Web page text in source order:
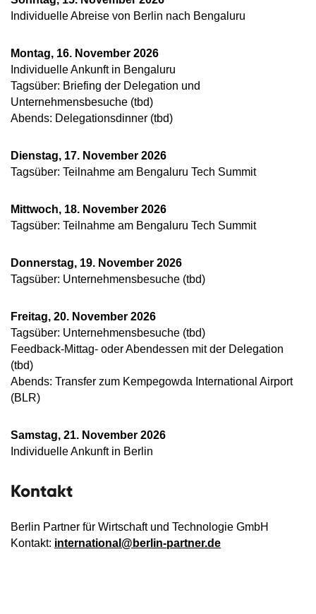
Individuelle Abreise von Berlin nach Bengaluru
Montag, 16. November 2026
Individuelle Ankunft in Bengaluru
Tagsüber: Briefing der Delegation und
Unternehmensbesuche (tbd)
Abends: Delegationsdinner (tbd)
Dienstag, 17. November 2026
Tagsüber: Teilnahme am Bengaluru Tech Summit
Mittwoch, 18. November 2026
Tagsüber: Teilnahme am Bengaluru Tech Summit
Donnerstag, 19. November 2026
Tagsüber: Unternehmensbesuche (tbd)
Freitag, 20. November 2026
Tagsüber: Unternehmensbesuche (tbd)
Feedback-Mittag- oder Abendessen mit der Delegation
(tbd)
Abends: Transfer zum Kempegowda International Airport
(BLR)
Samstag, 21. November 2026
Individuelle Ankunft in Berlin
Kontakt
Berlin Partner für Wirtschaft und Technologie GmbH
Kontakt: international@berlin-partner.de